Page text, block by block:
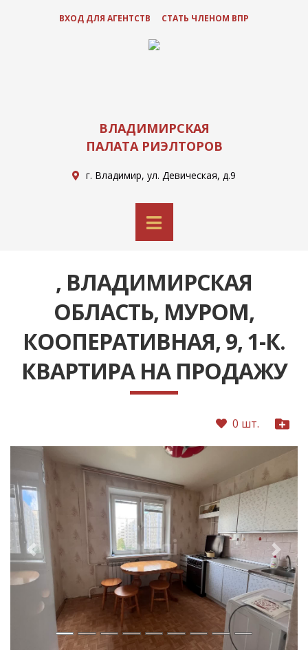
ВХОД ДЛЯ АГЕНТСТВ СТАТЬ ЧЛЕНОМ ВПР
ВЛАДИМИРСКАЯ
ПАЛАТА РИЭЛТОРОВ
г. Владимир, ул. Девическая, д.9
, ВЛАДИМИРСКАЯ
ОБЛАСТЬ, МУРОМ,
КООПЕРАТИВНАЯ, 9, 1-К.
КВАРТИРА НА ПРОДАЖУ
0 шт.
Следующее